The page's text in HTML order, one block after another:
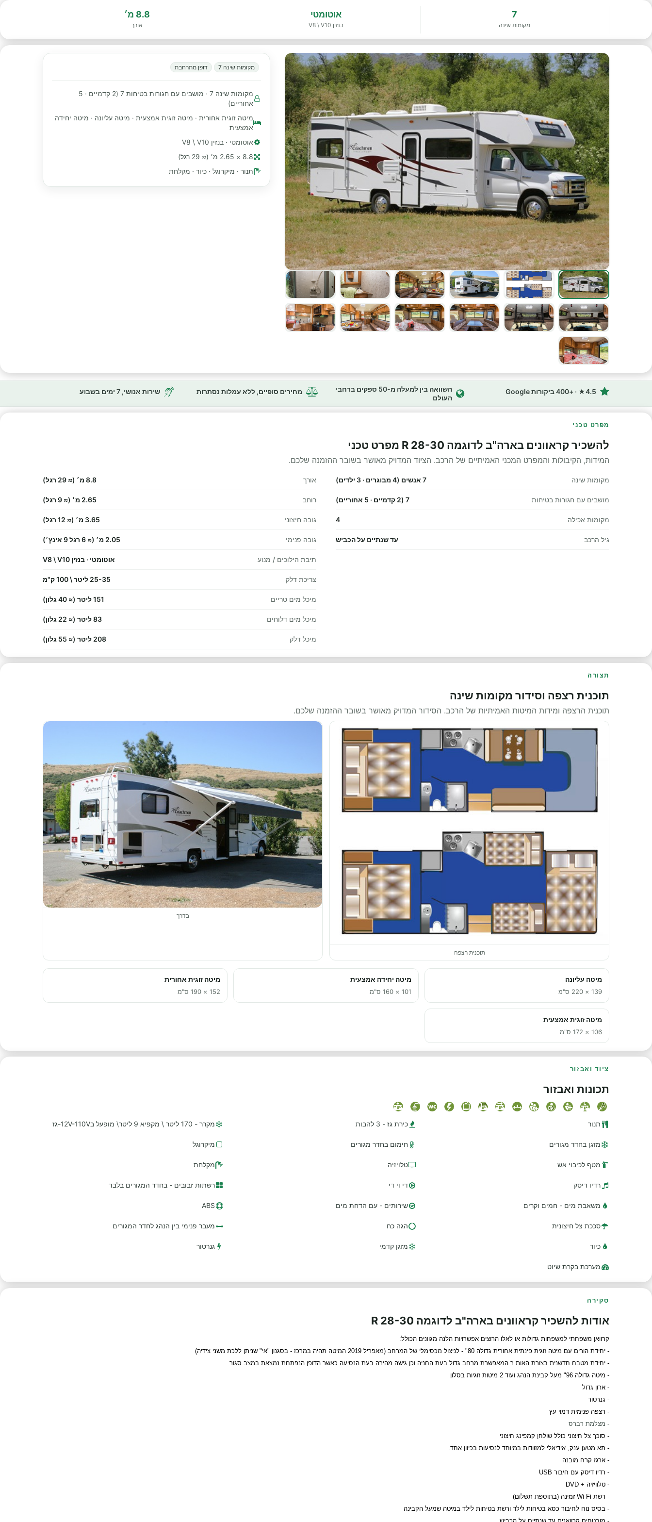
7
מקומות שינה
אוטומטי
בנזין V8 \ V10
8.8 מ׳
אורך
מקומות שינה 7 דופן מתרחבת
מקומות שינה 7 · מושבים עם חגורות בטיחות 7 (2 קדמיים · 5
אחוריים)
מיטה זוגית אחורית · מיטה זוגית אמצעית · מיטה עליונה · מיטה יחידה
אמצעית
אוטומטי · בנזין V8 \ V10
8.8 × 2.65 מ׳ (≈ 29 רגל)
תנור · מיקרוגל · כיור · מקלחת
4.5★ · +400 ביקורות Google
השוואה בין למעלה מ-50 ספקים ברחבי
העולם
מחירים סופיים, ללא עמלות נסתרות שירות אנושי, 7 ימים בשבוע
מפרט טכני
להשכיר קראוונים בארה"ב לדוגמה R 28-30 מפרט טכני
המידות, הקיבולות והמפרט המכני האמיתיים של הרכב. הציוד המדויק מאושר בשובר ההזמנה שלכם.
מקומות שינה 7 אנשים (4 מבוגרים · 3 ילדים)
מושבים עם חגורות בטיחות 7 (2 קדמיים · 5 אחוריים)
מקומות אכילה 4
גיל הרכב עד שנתיים על הכביש
אורך 8.8 מ׳ (≈ 29 רגל)
רוחב 2.65 מ׳ (≈ 9 רגל)
גובה חיצוני 3.65 מ׳ (≈ 12 רגל)
גובה פנימי 2.05 מ׳ (≈ 6 רגל 9 אינץ׳)
תיבת הילוכים / מנוע אוטומטי · בנזין V8 \ V10
צריכת דלק 25-35 ליטר \ 100 ק"מ
מיכל מים טריים 151 ליטר (≈ 40 גלון)
מיכל מים דלוחים 83 ליטר (≈ 22 גלון)
מיכל דלק 208 ליטר (≈ 55 גלון)
תצורה
תוכנית רצפה וסידור מקומות שינה
תוכנית הרצפה ומידות המיטות האמיתיות של הרכב. הסידור המדויק מאושר בשובר ההזמנה שלכם.
תוכנית רצפה
בדרך
מיטה עליונה
139 × 220 ס"מ
מיטה יחידה אמצעית
101 × 160 ס"מ
מיטה זוגית אחורית
152 × 190 ס"מ
מיטה זוגית אמצעית
106 × 172 ס"מ
ציוד ואבזור
תכונות ואבזור
תנור כירת גז - 3 להבות מקרר - 170 ליטר \ מקפיא 9 ליטר\ מופעל ב12V-110V-גז
מזגן בחדר מגורים חימום בחדר מגורים מיקרוגל
מטף לכיבוי אש טלויזיה מקלחת
רדיו דיסק די וי די רשתות זבובים - בחדר המגורים בלבד
משאבת מים - חמים וקרים שירותים - עם הדחת מים ABS
סככת צל חיצונית הגה כח מעבר פנימי בין הנהג לחדר המגורים
כיור מזגן קדמי גנרטור
מערכת בקרת שיוט
סקירה
אודות להשכיר קראוונים בארה"ב לדוגמה R 28-30
קרוואן משפחתי למשפחות גדולות או לאלו הרוצים אפשרויות הלנה מגוונים הכולל:
- יחידת הורים עם מיטה זוגית פינתית אחורית גדולה 80" - לניצול מכסימלי של המרחב (מאפריל 2019 המיטה תהיה במרכז - בסגנון "אי" שניתן ללכת משני צידיה)
- יחידת מטבח חדשנית בצורת האות ר המאפשרת מרחב גדול בעת החניה וכן גישה מהירה בעת הנסיעה כאשר הדופן הנפתחת נמצאת במצב סגור.
- מיטה גדולה 96" מעל קבינת הנהג ועוד 2 מיטות זוגיות בסלון
- ארון גדול
- גנרטור
- רצפה פנימית דמוי עץ
- מצלמת רברס
- סוכך צל חיצוני כולל שולחן קמפינג חיצוני
- תא מטען ענק, אידיאלי למזוודות במיוחד לנסיעות בכיוון אחד.
- ארגז קרח מובנה
- רדיו דיסק עם חיבור USB
- טלוויזיה + DVD
- רשת Wi-Fi זמינה (בתוספת תשלום)
- בסיס נוח לחיבור כסא בטיחות לילד ורשת בטיחות לילד במיטה שמעל הקבינה